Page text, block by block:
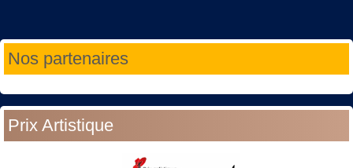
Nos partenaires
Prix Artistique
Année
précédente
Mois
précédent
Année
suivante
Mois
suivant